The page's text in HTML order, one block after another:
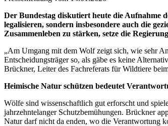
Der Bundestag diskutiert heute die Aufnahme
legalisieren, sondern insbesondere auch die
Zusammenleben zu stärken, setze die
„Am Umgang mit dem Wolf zeigt sich, wie sehr
Entscheidungsträger so, als gäbe es keine
Brückner, Leiter des Fachreferats für Wildtiere
Heimische Natur schützen bedeutet
Wölfe sind wissenschaftlich gut erforscht und
jahrzehntelanger Schutzbemühungen. Brückner
Natur darf nicht da enden, wo die Verantwortung